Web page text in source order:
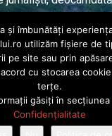
Toate drepturile
Power Media FX
și îmbunătăți
utilizăm fișiere de
pe site sau prin
cu stocarea
terțe.
găsiți în secțiunea
Confidențialitate